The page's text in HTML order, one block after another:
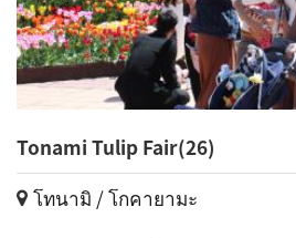
Tonami Tulip Fair(26)
โทนามิ / โกคายามะ